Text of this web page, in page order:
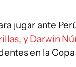
jugar ante
y Darwin
en la